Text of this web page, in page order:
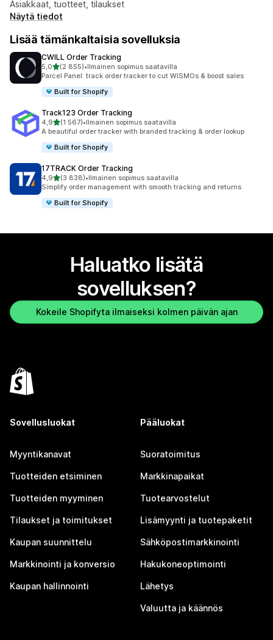
Asiakkaat, tuotteet, tilaukset
Näytä tiedot
Lisää tämänkaltaisia sovelluksia
CWILL Order Tracking
5,0/ 5 tähteä
(2 855)
2855 arvostelua yhteensä
•Ilmainen sopimus saatavilla
Parcel Panel: track order tracker to cut WISMOs & boost sales
Built for Shopify
Track123 Order Tracking
4,9/ 5 tähteä
(1 567)
1567 arvostelua yhteensä
•Ilmainen sopimus saatavilla
A beautiful order tracker with branded tracking & order lookup
Built for Shopify
17TRACK Order Tracking
4,9/ 5 tähteä
(3 838)
3838 arvostelua yhteensä
•Ilmainen sopimus saatavilla
Simplify order management with smooth tracking and returns
Built for Shopify
Haluatko lisätä
sovelluksen?
Kokeile Shopifyta ilmaiseksi kolmen päivän ajan
Sovellusluokat
Myyntikanavat
Tuotteiden etsiminen
Tuotteiden myyminen
Tilaukset ja toimitukset
Kaupan suunnittelu
Markkinointi ja konversio
Kaupan hallinnointi
Pääluokat
Suoratoimitus
Markkinapaikat
Tuotearvostelut
Lisämyynti ja tuotepaketit
Sähköpostimarkkinointi
Hakukoneoptimointi
Lähetys
Valuutta ja käännös